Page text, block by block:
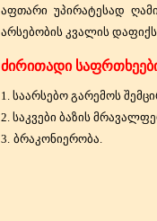
აფთარი უპირატესად
არსებობის კვალის
ძირითადი
1. საარსებო გარემოს
2. საკვები ბაზის
3.